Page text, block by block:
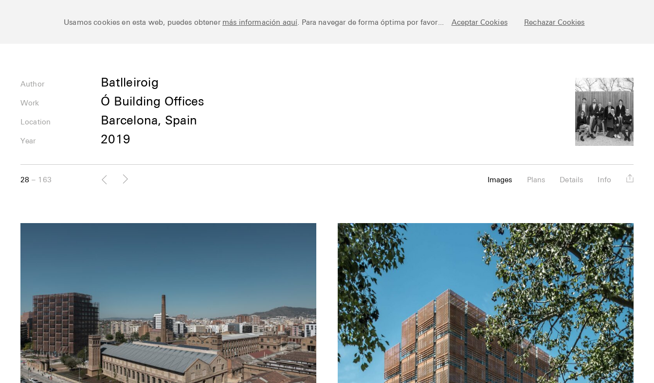
Usamos cookies en esta web, puedes obtener más información aquí . Para navegar de forma óptima por favor... Aceptar Cookies Rechazar Cookies
Ceramic Architectures Works Library Archive Posts Fundamentals About
Author
Uses
Location
Author Batlleiroig
Work Ó Building Offices
Location Barcelona, Spain
Year 2019
28 163 Images Plans Details Info